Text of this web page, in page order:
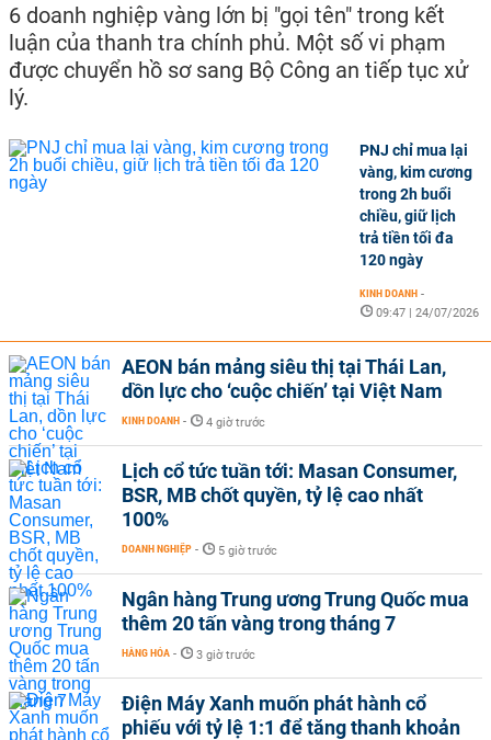
6 doanh nghiệp vàng lớn bị "gọi tên" trong kết
luận của thanh tra chính phủ. Một số vi phạm
được chuyển hồ sơ sang Bộ Công an tiếp tục xử
lý.
PNJ chỉ mua lại
vàng, kim cương
trong 2h buổi
chiều, giữ lịch
trả tiền tối đa
120 ngày
KINH DOANH -
09:47 | 24/07/2026
AEON bán mảng siêu thị tại Thái Lan,
dồn lực cho ‘cuộc chiến’ tại Việt Nam
KINH DOANH - 4 giờ trước
Lịch cổ tức tuần tới: Masan Consumer,
BSR, MB chốt quyền, tỷ lệ cao nhất
100%
DOANH NGHIỆP - 5 giờ trước
Ngân hàng Trung ương Trung Quốc mua
thêm 20 tấn vàng trong tháng 7
HÀNG HÓA - 3 giờ trước
Điện Máy Xanh muốn phát hành cổ
phiếu với tỷ lệ 1:1 để tăng thanh khoản